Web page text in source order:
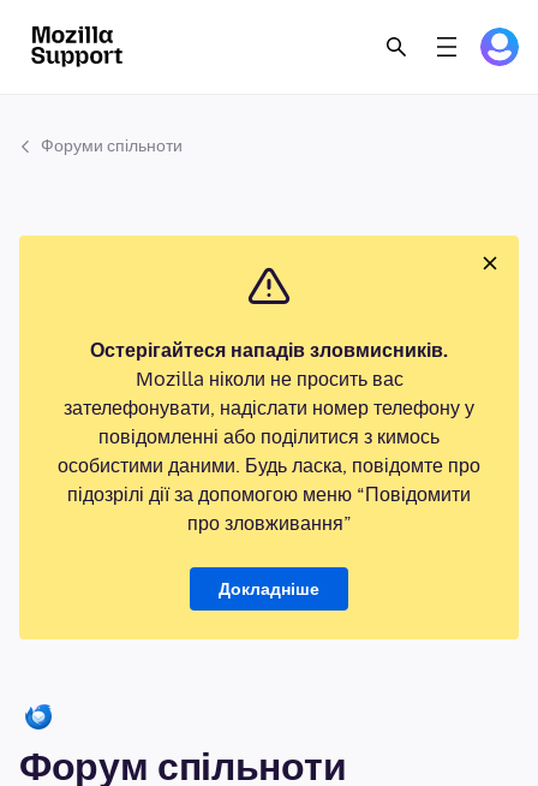
Форуми спільноти
Остерігайтеся нападів зловмисників.
Mozilla ніколи не просить вас
зателефонувати, надіслати номер телефону у
повідомленні або поділитися з кимось
особистими даними. Будь ласка, повідомте про
підозрілі дії за допомогою меню “Повідомити
про зловживання”
Докладніше
Форум спільноти